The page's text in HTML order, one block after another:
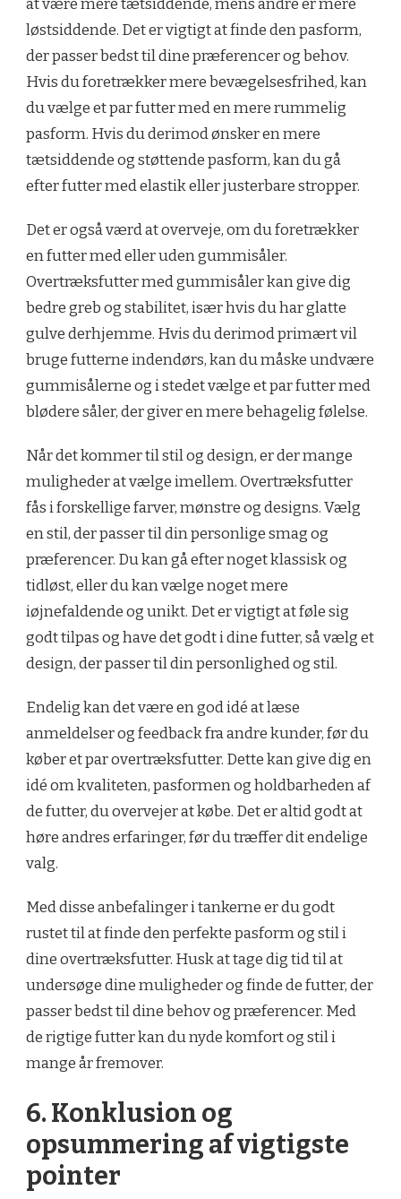
at være mere tætsiddende, mens andre er mere
løstsiddende. Det er vigtigt at finde den pasform,
der passer bedst til dine præferencer og behov.
Hvis du foretrækker mere bevægelsesfrihed, kan
du vælge et par futter med en mere rummelig
pasform. Hvis du derimod ønsker en mere
tætsiddende og støttende pasform, kan du gå
efter futter med elastik eller justerbare stropper.
Det er også værd at overveje, om du foretrækker
en futter med eller uden gummisåler.
Overtræksfutter med gummisåler kan give dig
bedre greb og stabilitet, især hvis du har glatte
gulve derhjemme. Hvis du derimod primært vil
bruge futterne indendørs, kan du måske undvære
gummisålerne og i stedet vælge et par futter med
blødere såler, der giver en mere behagelig følelse.
Når det kommer til stil og design, er der mange
muligheder at vælge imellem. Overtræksfutter
fås i forskellige farver, mønstre og designs. Vælg
en stil, der passer til din personlige smag og
præferencer. Du kan gå efter noget klassisk og
tidløst, eller du kan vælge noget mere
iøjnefaldende og unikt. Det er vigtigt at føle sig
godt tilpas og have det godt i dine futter, så vælg et
design, der passer til din personlighed og stil.
Endelig kan det være en god idé at læse
anmeldelser og feedback fra andre kunder, før du
køber et par overtræksfutter. Dette kan give dig en
idé om kvaliteten, pasformen og holdbarheden af
de futter, du overvejer at købe. Det er altid godt at
høre andres erfaringer, før du træffer dit endelige
valg.
Med disse anbefalinger i tankerne er du godt
rustet til at finde den perfekte pasform og stil i
dine overtræksfutter. Husk at tage dig tid til at
undersøge dine muligheder og finde de futter, der
passer bedst til dine behov og præferencer. Med
de rigtige futter kan du nyde komfort og stil i
mange år fremover.
6. Konklusion og
opsummering af vigtigste
pointer